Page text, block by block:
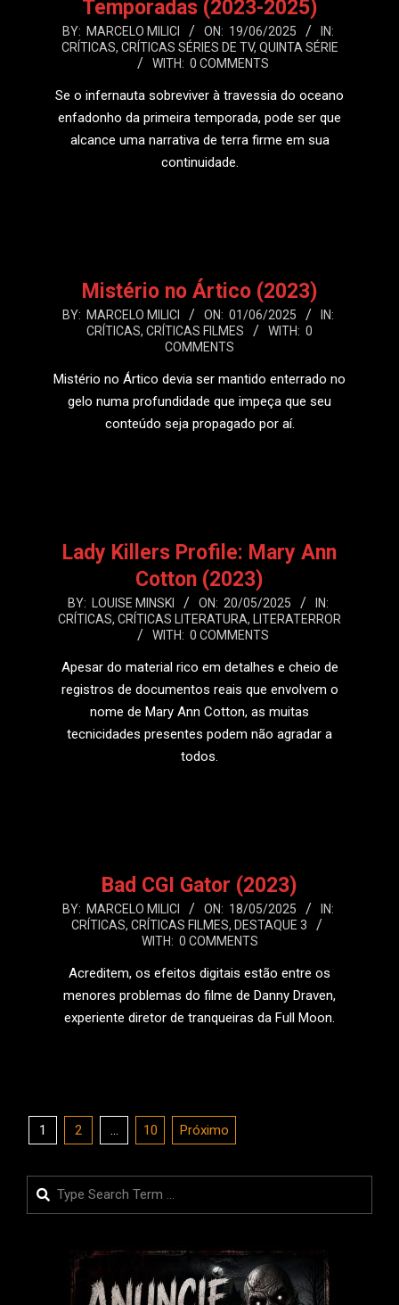
Temporadas (2023-2025)
2025-
06-
BY: MARCELO MILICI ON: 19/06/2025
IN:
CRÍTICAS, CRÍTICAS SÉRIES DE TV, QUINTA SÉRIE
WITH: 0 COMMENTS
Se o infernauta sobreviver à travessia do oceano
enfadonho da primeira temporada, pode ser que
alcance uma narrativa de terra firme em sua
continuidade.
Mistério no Ártico (2023)
2025-
BY: MARCELO MILICI ON: 01/06/2025
IN:
CRÍTICAS, CRÍTICAS FILMES WITH: 0
COMMENTS
Mistério no Ártico devia ser mantido enterrado no
gelo numa profundidade que impeça que seu
conteúdo seja propagado por aí.
Lady Killers Profile: Mary Ann
Cotton (2023)
2025-
05-
BY: LOUISE MINSKI ON: 20/05/2025
IN:
CRÍTICAS, CRÍTICAS LITERATURA, LITERATERROR
WITH: 0 COMMENTS
Apesar do material rico em detalhes e cheio de
registros de documentos reais que envolvem o
nome de Mary Ann Cotton, as muitas
tecnicidades presentes podem não agradar a
todos.
Bad CGI Gator (2023)
2025-
BY: MARCELO MILICI ON: 18/05/2025
IN:
CRÍTICAS, CRÍTICAS FILMES, DESTAQUE 3
WITH: 0 COMMENTS
Acreditem, os efeitos digitais estão entre os
menores problemas do filme de Danny Draven,
experiente diretor de tranqueiras da Full Moon.
Paginação
posts
1 2 … 10 Próximo
Search